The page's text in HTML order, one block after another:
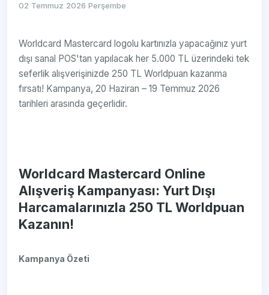
02 Temmuz 2026 Perşembe
Worldcard Mastercard logolu kartınızla yapacağınız yurt
dışı sanal POS'tan yapılacak her 5.000 TL üzerindeki tek
seferlik alışverişinizde 250 TL Worldpuan kazanma
fırsatı! Kampanya, 20 Haziran – 19 Temmuz 2026
tarihleri arasında geçerlidir.
Worldcard Mastercard Online
Alışveriş Kampanyası: Yurt Dışı
Harcamalarınızla 250 TL Worldpuan
Kazanın!
Kampanya Özeti